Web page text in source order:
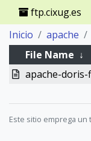
ftp.cixug.es
Inicio
apache
File Name ↓
apache-doris-
Este sitio emprega un